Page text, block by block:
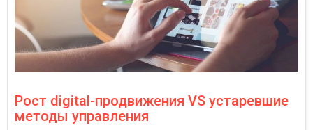
Рост digital-продвижения VS устаревшие
методы управления